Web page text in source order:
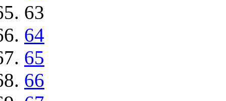
63
64
65
66